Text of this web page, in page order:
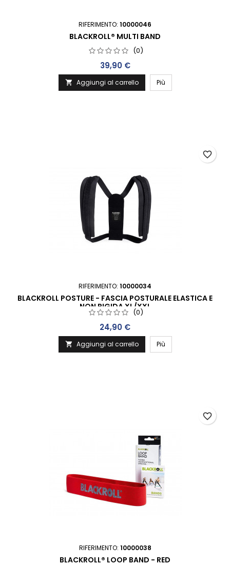
RIFERIMENTO: 10000046
BLACKROLL® MULTI BAND
(0)
Prezzo
39,90 €
 Aggiungi al carrello Più
RIFERIMENTO: 10000034
BLACKROLL POSTURE - FASCIA POSTURALE ELASTICA E
NON RIGIDA XL/XXL
(0)
Prezzo
24,90 €
 Aggiungi al carrello Più
favorite_border
RIFERIMENTO: 10000038
BLACKROLL® LOOP BAND - RED
favorite_border